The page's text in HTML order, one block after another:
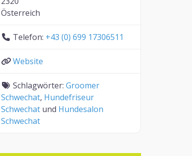
Österreich
Telefon: +43 (0) 699 17306511
Website
Schlagwörter:Groomer
Schwechat, Hundefriseur
Schwechat und Hundesalon
Schwechat